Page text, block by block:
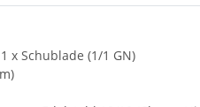
x Schublade (1/1 GN)